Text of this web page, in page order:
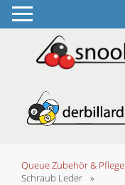
Queue Zubehör & Pflege
Schraub Leder
»